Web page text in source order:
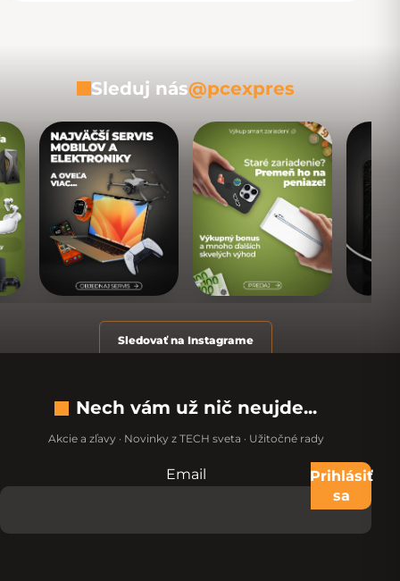
Sleduj nás@pcexpres
Sledovať na Instagrame
Nech vám už nič neujde...
Akcie a zľavy · Novinky z TECH sveta · Užitočné rady
Nevypĺňajte toto pole:
Email
Prihlásiť
sa